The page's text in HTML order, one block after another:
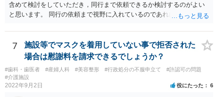
含めて検討をしていただき，同行まで依頼できるか検討するのがよい
と思います。 同行の依頼まで視野に入れているのであれば，お近くの
7
施設等でマスクを着用していない事で拒否された
場合は慰謝料を請求できるでしょうか？
#歯科・歯医者 #産婦人科 #美容整形 #行政処分の不服申立て
#許認可の問題
#介護施設
2022年9月2日 役にたった 6